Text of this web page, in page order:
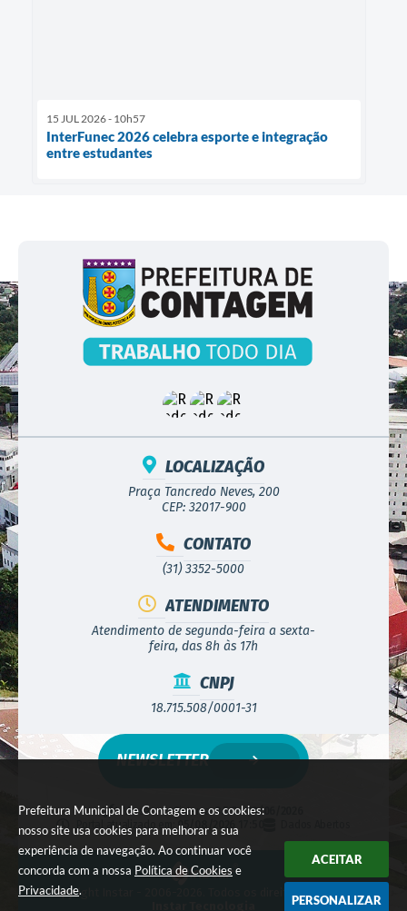
Prefeitura Municipal de Contagem e os cookies:
nosso site usa cookies para melhorar a sua
experiência de navegação. Ao continuar você
concorda com a nossa Política de Cookies e
Privacidade.
ACEITAR
PERSONALIZAR
15 JUL 2026 - 10h57
InterFunec 2026 celebra esporte e integração
entre estudantes
LOCALIZAÇÃO
Praça Tancredo Neves, 200
CEP: 32017-900
CONTATO
(31) 3352-5000
ATENDIMENTO
Atendimento de segunda-feira a sexta-
feira, das 8h às 17h
CNPJ
18.715.508/0001-31
Versão do Sistema:3.5.3 - 19/06/2026
Portal atualizado em:
05/08/2026 17:50
NEWSLETTER
© Copyright Instar - 2006-2026. Todos os direitos reservados -